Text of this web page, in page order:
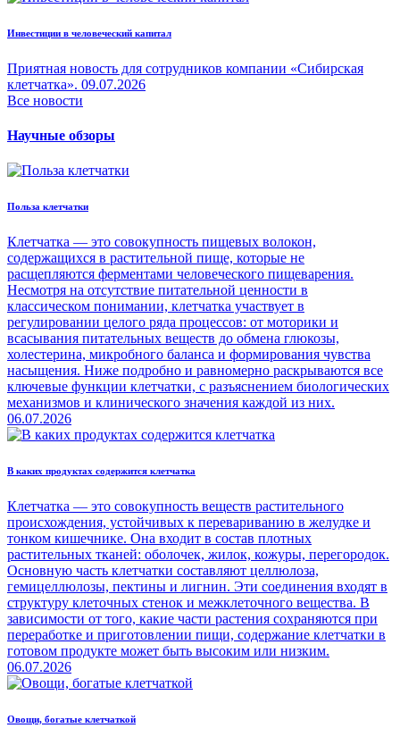
Инвестиции в человеческий капитал
Приятная новость для сотрудников компании «Сибирская
клетчатка». 09.07.2026
Все новости
Научные обзоры
Польза клетчатки
Клетчатка — это совокупность пищевых волокон,
содержащихся в растительной пище, которые не
расщепляются ферментами человеческого пищеварения.
Несмотря на отсутствие питательной ценности в
классическом понимании, клетчатка участвует в
регулировании целого ряда процессов: от моторики и
всасывания питательных веществ до обмена глюкозы,
холестерина, микробного баланса и формирования чувства
насыщения. Ниже подробно и равномерно раскрываются все
ключевые функции клетчатки, с разъяснением биологических
механизмов и клинического значения каждой из них.
06.07.2026
В каких продуктах содержится клетчатка
Клетчатка — это совокупность веществ растительного
происхождения, устойчивых к перевариванию в желудке и
тонком кишечнике. Она входит в состав плотных
растительных тканей: оболочек, жилок, кожуры, перегородок.
Основную часть клетчатки составляют целлюлоза,
гемицеллюлозы, пектины и лигнин. Эти соединения входят в
структуру клеточных стенок и межклеточного вещества. В
зависимости от того, какие части растения сохраняются при
переработке и приготовлении пищи, содержание клетчатки в
готовом продукте может быть высоким или низким.
06.07.2026
Овощи, богатые клетчаткой